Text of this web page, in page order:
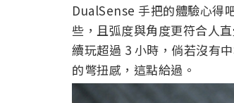
DualSense 手把的體驗心得
些，且弧度與角度更符合人
續玩超過 3 小時，倘若沒有
的彆扭感，這點給過。